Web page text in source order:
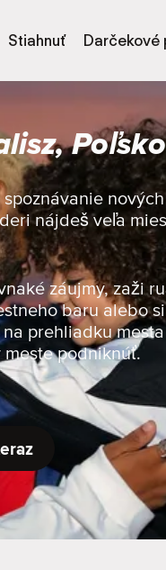
Stiahnuť Darčekové
Poľsko
nájdeš veľa
záujmy, zaži
baru alebo
prehliadku
podniknúť.